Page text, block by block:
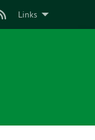
Links